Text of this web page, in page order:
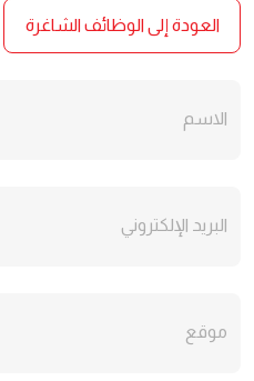
العودة إلى الوظائف الشاغرة
الاسم
البريد الإلكتروني
موقع